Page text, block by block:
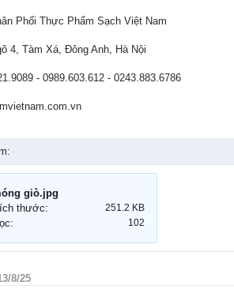
Phối Thực Phẩm Sạch Việt Nam
4, Tàm Xá, Đông Anh, Hà Nội
- 0989.603.612 - 0243.883.6786
giò.jpg
thước:
251.2 KB
102
8/25